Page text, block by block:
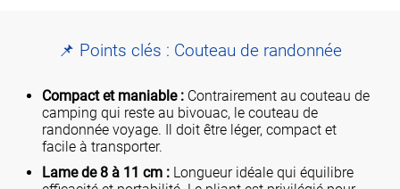
📌 Points clés : Couteau de randonnée
Compact et maniable : Contrairement au couteau de
camping qui reste au bivouac, le couteau de
randonnée voyage. Il doit être léger, compact et
facile à transporter.
Lame de 8 à 11 cm : Longueur idéale qui équilibre